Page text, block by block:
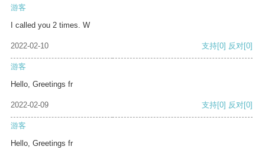
游客
I called you 2 times. W
2022-02-10 支持[0] 反对[0]
游客
Hello, Greetings fr
2022-02-09 支持[0] 反对[0]
游客
Hello, Greetings fr